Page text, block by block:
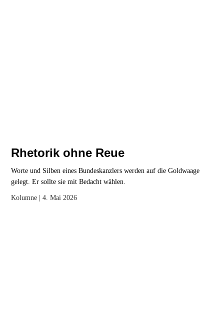
Rhetorik ohne Reue
Worte und Silben eines Bundeskanzlers werden auf die Goldwaage
gelegt. Er sollte sie mit Bedacht wählen.
Kolumne | 4. Mai 2026